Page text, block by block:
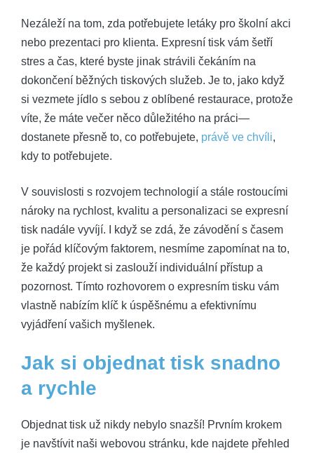
Nezáleží na tom, zda potřebujete letáky pro školní akci
nebo prezentaci pro klienta. Expresní tisk vám šetří
stres a čas, které byste jinak strávili čekáním na
dokončení běžných tiskových služeb. Je to, jako když
si vezmete jídlo s sebou z oblíbené restaurace, protože
víte, že máte večer něco důležitého na práci—
dostanete přesně to, co potřebujete, právě ve chvíli,
kdy to potřebujete.
V souvislosti s rozvojem technologií a stále rostoucími
nároky na rychlost, kvalitu a personalizaci se expresní
tisk nadále vyvíjí. I když se zdá, že závodění s časem
je pořád klíčovým faktorem, nesmíme zapomínat na to,
že každý projekt si zaslouží individuální přístup a
pozornost. Tímto rozhovorem o expresním tisku vám
vlastně nabízím klíč k úspěšnému a efektivnímu
vyjádření vašich myšlenek.
Jak si objednat tisk snadno
a rychle
Objednat tisk už nikdy nebylo snazší! Prvním krokem
je navštívit naši webovou stránku, kde najdete přehled